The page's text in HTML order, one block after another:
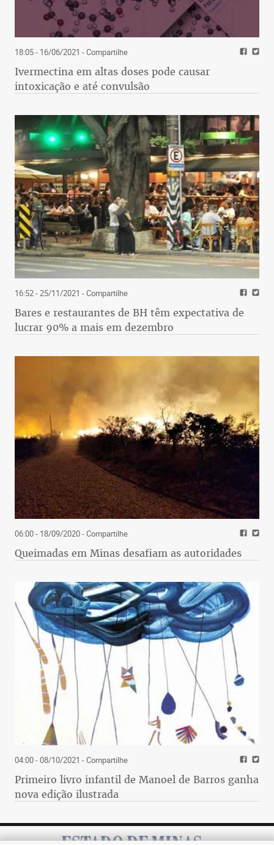
18:05 - 16/06/2021 - Compartilhe
Ivermectina em altas doses pode causar
intoxicação e até convulsão
16:52 - 25/11/2021 - Compartilhe
Bares e restaurantes de BH têm expectativa de
lucrar 90% a mais em dezembro
06:00 - 18/09/2020- Compartilhe
Queimadas em Minas desafiam as autoridades
04:00 - 08/10/2021 - Compartilhe
Primeiro livro infantil de Manoel de Barros ganha
nova edição ilustrada